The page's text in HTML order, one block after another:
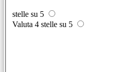
stelle su 5
Valuta 4 stelle su 5